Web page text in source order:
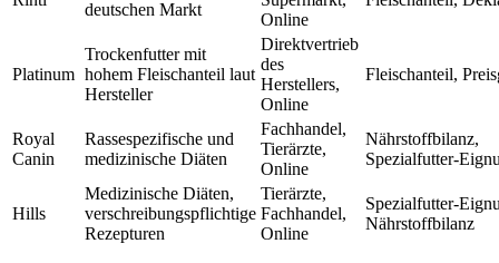
deutschen Markt
Online
Platinum
Trockenfutter mit
hohem Fleischanteil laut
Hersteller
Direktvertrieb
des
Herstellers,
Online
Fleischanteil,
Royal
Canin
Rassespezifische und
medizinische Diäten
Fachhandel,
Tierärzte,
Online
Nährstoffbilanz,
Spezialfutter-
Hills
Medizinische Diäten,
verschreibungspflichtige
Rezepturen
Tierärzte,
Fachhandel,
Online
Spezialfutter-
Nährstoffbilanz